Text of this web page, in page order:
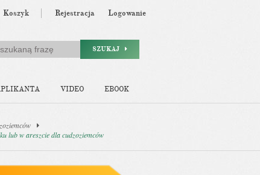
Koszyk Rejestracja Logowanie
SZUKAJ
VIDEO EBOOK
lub w areszcie dla cudzoziemców